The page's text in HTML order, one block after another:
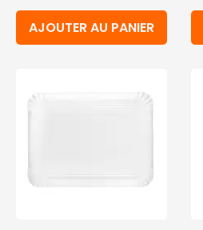
AJOUTER AU PANIER